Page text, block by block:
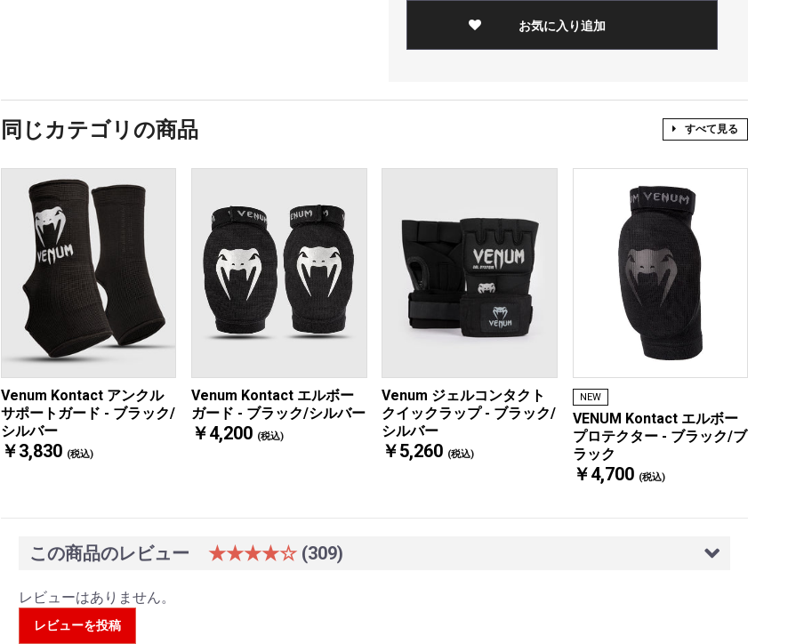
お気に入り追加
同じカテゴリの商品 すべて見る
Venum Kontact アンクル
サポートガード - ブラック/
シルバー
￥3,830 (税込)
Venum Kontact エルボー
ガード - ブラック/シルバー
￥4,200 (税込)
Venum ジェルコンタクト
クイックラップ - ブラック/
シルバー
￥5,260 (税込)
NEW
VENUM Kontact エルボー
プロテクター - ブラック/ブ
ラック
￥4,700 (税込)
この商品のレビュー ★★★★☆ (309)
レビューはありません。
レビューを投稿